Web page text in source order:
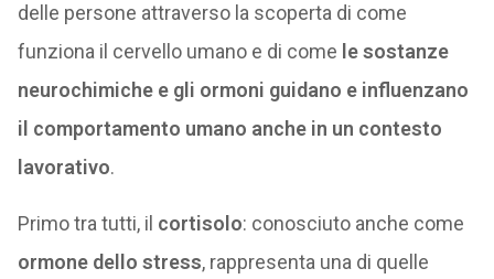
delle persone attraverso la scoperta di come
funziona il cervello umano e di come le sostanze
neurochimiche e gli ormoni guidano e influenzano
il comportamento umano anche in un contesto
lavorativo.
Primo tra tutti, il cortisolo: conosciuto anche come
ormone dello stress, rappresenta una di quelle